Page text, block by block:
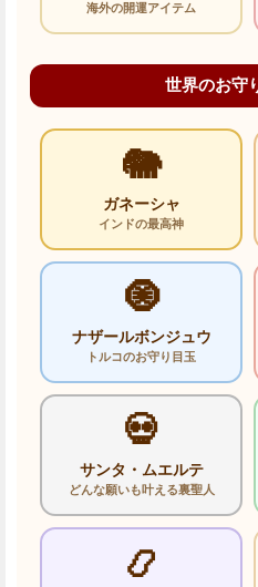
海外の開運アイテム
世界のお守
🐘
ガネーシャ
インドの最高神
🧿
ナザールボンジュウ
トルコのお守り目玉
💀
サンタ・ムエルテ
どんな願いも叶える裏聖人
📿